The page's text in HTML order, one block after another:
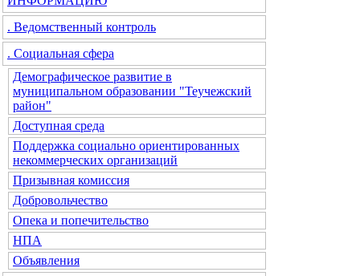
. Ведомственный контроль
. Социальная сфера
Демографическое развитие в
муниципальном образовании "Теучежский
район"
Доступная среда
Поддержка социально ориентированных
некоммерческих организаций
Призывная комиссия
Добровольчество
Опека и попечительство
НПА
Объявления